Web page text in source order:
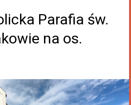
Parafia św.
na os.